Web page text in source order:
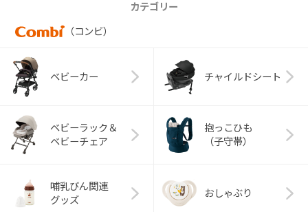
カテゴリー
（コンビ）
ベビーカー チャイルドシート
ベビーラック＆
ベビーチェア
抱っこひも
（子守帯）
哺乳びん関連
グッズ
おしゃぶり